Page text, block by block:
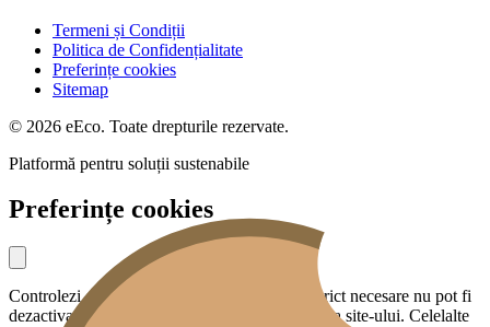
Termeni și Condiții
Politica de Confidențialitate
Preferințe cookies
Sitemap
© 2026 eEco. Toate drepturile rezervate.
Platformă pentru soluții sustenabile
Preferințe cookies
Controlezi ce date partajezi cu noi. Cookies strict necesare nu pot fi
dezactivate — sunt esențiale pentru funcționarea site-ului. Celelalte